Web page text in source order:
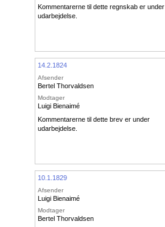
Kommentarerne til dette regnskab er under
udarbejdelse.
14.2.1824
Afsender
Bertel Thorvaldsen
Modtager
Luigi Bienaimé
Kommentarerne til dette brev er under
udarbejdelse.
10.1.1829
Afsender
Luigi Bienaimé
Modtager
Bertel Thorvaldsen